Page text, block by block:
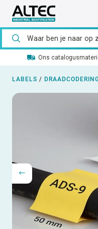
Ons
LABELS /